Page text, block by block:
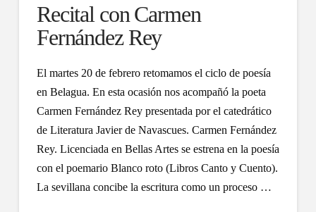
Recital con Carmen
Fernández Rey
El martes 20 de febrero retomamos el ciclo de poesía
en Belagua. En esta ocasión nos acompañó la poeta
Carmen Fernández Rey presentada por el catedrático
de Literatura Javier de Navascues. Carmen Fernández
Rey. Licenciada en Bellas Artes se estrena en la poesía
con el poemario Blanco roto (Libros Canto y Cuento).
La sevillana concibe la escritura como un proceso …